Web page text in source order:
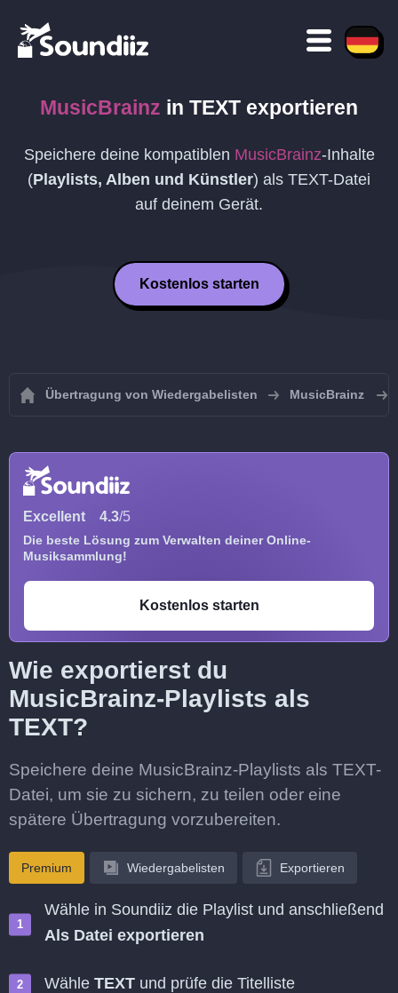
MusicBrainz in TEXT exportieren
Speichere deine kompatiblen MusicBrainz-Inhalte
(Playlists, Alben und Künstler) als TEXT-Datei
auf deinem Gerät.
Kostenlos starten
Übertragung von Wiedergabelisten MusicBrainz
Excellent 4.3/5
Die beste Lösung zum Verwalten deiner Online-
Musiksammlung!
Kostenlos starten
Wie exportierst du
MusicBrainz-Playlists als
TEXT?
Speichere deine MusicBrainz-Playlists als TEXT-
Datei, um sie zu sichern, zu teilen oder eine
spätere Übertragung vorzubereiten.
Premium Wiedergabelisten Exportieren
Wähle in Soundiiz die Playlist und anschließend
Als Datei exportieren
Wähle TEXT und prüfe die Titelliste